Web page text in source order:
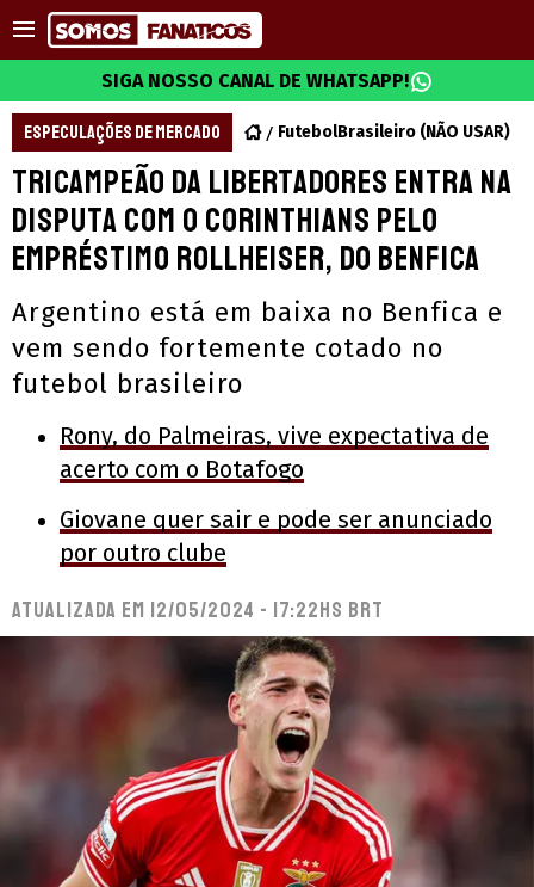
SIGA NOSSO CANAL DE WHATSAPP!
ESPECULAÇÕES DE MERCADO FutebolBrasileiro (NÃO USAR)
Tricampeão da Libertadores entra na
disputa com o Corinthians pelo
empréstimo Rollheiser, do Benfica
Argentino está em baixa no Benfica e
vem sendo fortemente cotado no
futebol brasileiro
Rony, do Palmeiras, vive expectativa de
acerto com o Botafogo
Giovane quer sair e pode ser anunciado
por outro clube
Atualizada em 12/05/2024 - 17:22hs BRT